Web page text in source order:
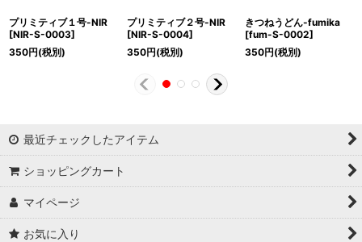
プリミティブ１号-NIR
[NIR-S-0003]
350円(税別)
プリミティブ２号-NIR
[NIR-S-0004]
350円(税別)
きつねうどん-fumika
[fum-S-0002]
350円(税別)
最近チェックしたアイテム
ショッピングカート
マイページ
お気に入り